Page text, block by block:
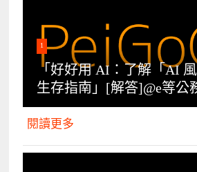
1
「好好用 AI：了解「AI
生存指南」[解答]@e等公
閱讀更多